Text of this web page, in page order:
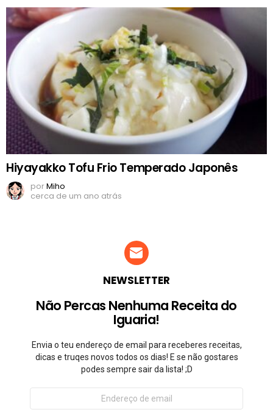
Hiyayakko Tofu Frio Temperado Japonês
porMiho
cerca de um ano atrás
NEWSLETTER
Não Percas Nenhuma Receita do
Iguaria!
Envia o teu endereço de email para receberes receitas,
dicas e truqes novos todos os dias! E se não gostares
podes sempre sair da lista! ;D
Endereço
email